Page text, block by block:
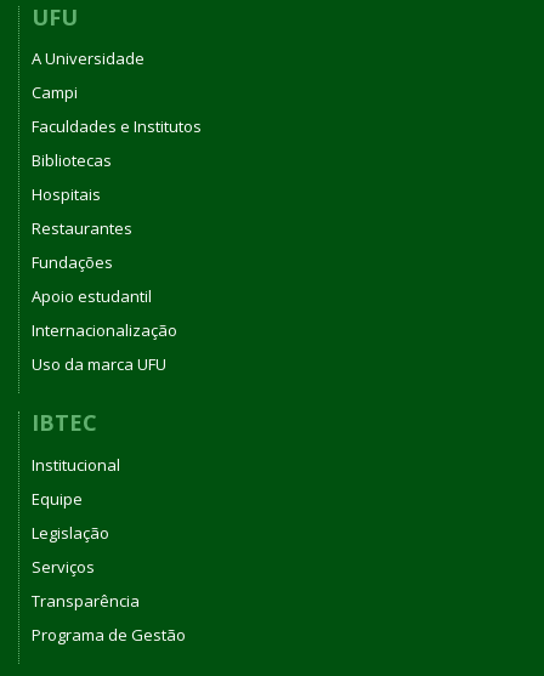
UFU
A Universidade
Campi
Faculdades e Institutos
Bibliotecas
Hospitais
Restaurantes
Fundações
Apoio estudantil
Internacionalização
Uso da marca UFU
IBTEC
Institucional
Equipe
Legislação
Serviços
Transparência
Programa de Gestão